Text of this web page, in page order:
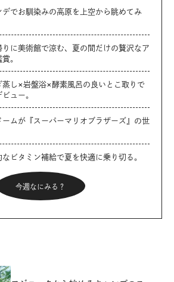
デでお馴染みの高原を上空から眺めてみ
りに美術館で涼む、夏の間だけの贅沢なア
。
蒸し×岩盤浴×酵素風呂の良いとこ取りで
ュー。
ームが『スーパーマリオブラザーズ』の世
ビタミン補給で夏を快適に乗り切る。
今週なにみる？